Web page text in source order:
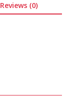
Reviews (0)